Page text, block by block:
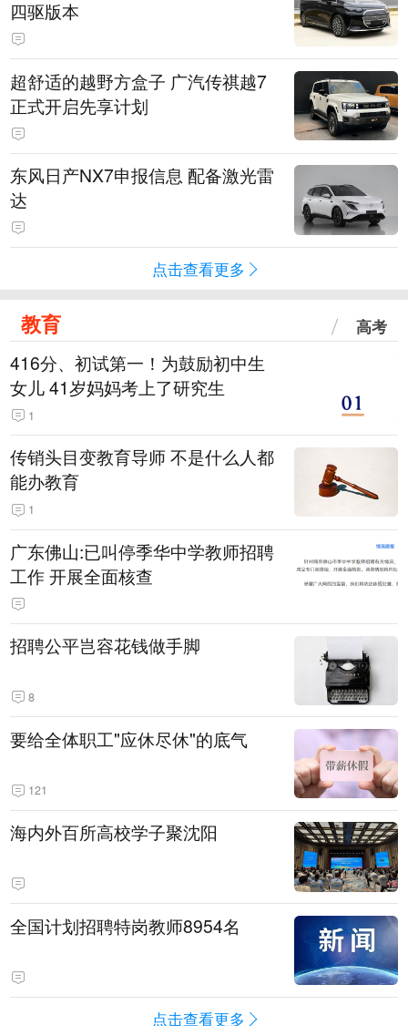
四驱版本
超舒适的越野方盒子 广汽传祺越7
正式开启先享计划
东风日产NX7申报信息 配备激光雷
达
点击查看更多
教育 高考
416分、初试第一！为鼓励初中生
女儿 41岁妈妈考上了研究生
1
传销头目变教育导师 不是什么人都
能办教育
1
广东佛山:已叫停季华中学教师招聘
工作 开展全面核查
招聘公平岂容花钱做手脚
8
要给全体职工"应休尽休"的底气
121
海内外百所高校学子聚沈阳
全国计划招聘特岗教师8954名
点击查看更多